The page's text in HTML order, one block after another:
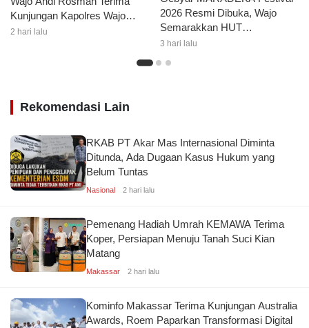
Kunjungan Kapolres Wajo
AKBP Douglas Mahendrajaya
2 hari lalu
2026 Resmi Dibuka, Wajo
Semarakkan HUT
Kemerdekaan dengan Ragam
3 hari lalu
Rekomendasi Lain
RKAB PT Akar Mas Internasional Diminta
Ditunda, Ada Dugaan Kasus Hukum yang
Belum Tuntas
Nasional 2 hari lalu
Pemenang Hadiah Umrah KEMAWA Terima
Koper, Persiapan Menuju Tanah Suci Kian
Matang
Makassar 2 hari lalu
Kominfo Makassar Terima Kunjungan Australia
Awards, Roem Paparkan Transformasi Digital